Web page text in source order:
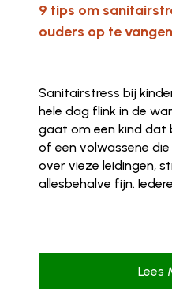
9 tips om
ouders op te
Sanitairstress bij
hele dag flink in de
gaat om een kind dat
of een volwassene
over vieze leidingen,
allesbehalve fijn.
Lees